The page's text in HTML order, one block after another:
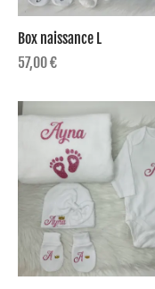
Box naissance L
57,00€
passeport